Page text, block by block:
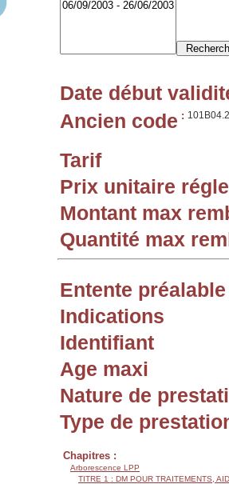
Date début
Ancien code :
Tarif
Prix unitaire
Montant max
Quantité max
Entente préalable
Indications
Identifiant
Age maxi
Nature de
Type de
Chapitres :
Arborescence LPP
TITRE 1 : DM POUR TRAITEMENTS,